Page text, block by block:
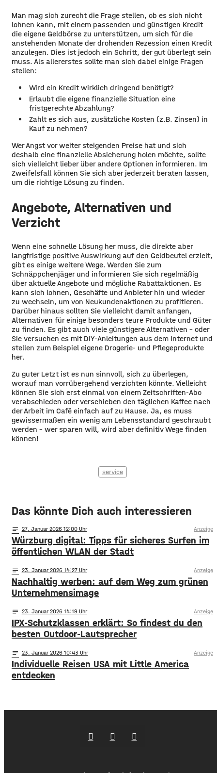
Man mag sich zurecht die Frage stellen, ob es sich nicht
lohnen kann, mit einem passenden und günstigen Kredit
die eigene Geldbörse zu unterstützen, um sich für die
anstehenden Monate der drohenden Rezession einen Kredit
anzulegen. Dies ist jedoch ein Schritt, der gut überlegt sein
muss. Als allererstes sollte man sich dabei einige Fragen
stellen:
Wird ein Kredit wirklich dringend benötigt?
Erlaubt die eigene finanzielle Situation eine
fristgerechte Abzahlung?
Zahlt es sich aus, zusätzliche Kosten (z.B. Zinsen) in
Kauf zu nehmen?
Wer Angst vor weiter steigenden Preise hat und sich
deshalb eine finanzielle Absicherung holen möchte, sollte
sich vielleicht lieber über andere Optionen informieren. Im
Zweifelsfall können Sie sich aber jederzeit beraten lassen,
um die richtige Lösung zu finden.
Angebote, Alternativen und
Verzicht
Wenn eine schnelle Lösung her muss, die direkte aber
langfristige positive Auswirkung auf den Geldbeutel erzielt,
gibt es einige weitere Wege. Werden Sie zum
Schnäppchenjäger und informieren Sie sich regelmäßig
über aktuelle Angebote und mögliche Rabattaktionen. Es
kann sich lohnen, Geschäfte und Anbieter hin und wieder
zu wechseln, um von Neukundenaktionen zu profitieren.
Darüber hinaus sollten Sie vielleicht damit anfangen,
Alternativen für einige besonders teure Produkte und Güter
zu finden. Es gibt auch viele günstigere Alternativen – oder
Sie versuchen es mit DIY-Anleitungen aus dem Internet und
stellen zum Beispiel eigene Drogerie- und Pflegeprodukte
her.
Zu guter Letzt ist es nun sinnvoll, sich zu überlegen,
worauf man vorrübergehend verzichten könnte. Vielleicht
können Sie sich erst einmal von einem Zeitschriften-Abo
verabschieden oder verschieben den täglichen Kaffee nach
der Arbeit im Café einfach auf zu Hause. Ja, es muss
gewissermaßen ein wenig am Lebensstandard geschraubt
werden – wer sparen will, wird aber definitiv Wege finden
können!
service
Das könnte Dich auch interessieren
notes 27. Januar 2026 12:00 Anzeige
Würzburg digital: Tipps für sicheres Surfen im
öffentlichen WLAN der Stadt
notes 23. Januar 2026 14:27 Anzeige
Nachhaltig werben: auf dem Weg zum grünen
Unternehmensimage
notes 23. Januar 2026 14:19 Anzeige
IPX-Schutzklassen erklärt: So findest du den
besten Outdoor-Lautsprecher
notes 23. Januar 2026 10:43 Anzeige
Individuelle Reisen USA mit Little America
entdecken